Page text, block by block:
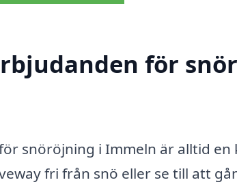
för
snöröjning i Immeln är alltid en
fri från snö eller se till att